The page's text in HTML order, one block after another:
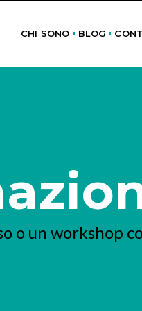
CHI SONO BLOG
o un workshop